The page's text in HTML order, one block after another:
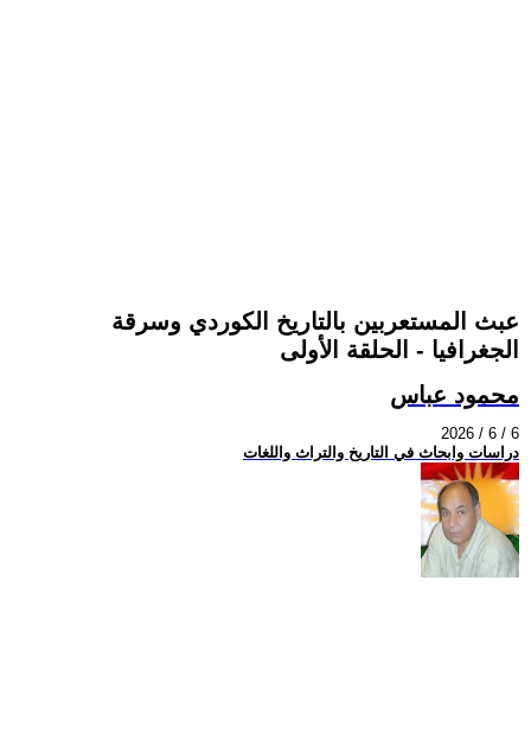
عبث المستعربين بالتاريخ الكوردي وسرقة
الجغرافيا - الحلقة الأولى
محمود عباس
2026 / 6 / 6
دراسات وابحاث في التاريخ والتراث واللغات